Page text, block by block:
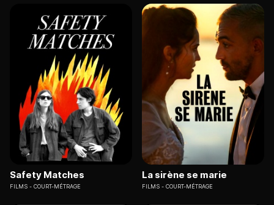
Safety Matches
FILMS COURT-MÉTRAGE
La sirène se marie
FILMS COURT-MÉTRAGE